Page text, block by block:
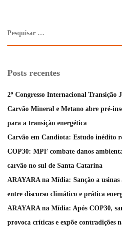
Posts recentes
2º Congresso Internacional Transição
Carvão Mineral e Metano abre pré-
para a transição energética
Carvão em Candiota: Estudo inédito
COP30: MPF combate danos
carvão no sul de Santa Catarina
ARAYARA na Mídia: Sanção a
entre discurso climático e prática
ARAYARA na Mídia: Após COP30,
provoca críticas e expõe contradições